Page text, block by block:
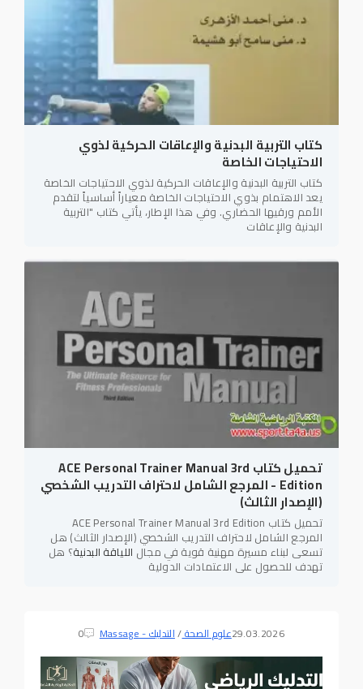
كتاب التربية البدنية والإعاقات الحركية لذوي
الاحتياجات الخاصة
كتاب التربية البدنية والإعاقات الحركية لذوي الاحتياجات الخاصة
يعد الاهتمام بذوي الاحتياجات الخاصة معياراً أساسياً لتقدم
الأمم ورقيها الحضاري. وفي هذا الإطار، يأتي كتاب "التربية
البدنية والإعاقات
تحميل كتاب ACE Personal Trainer Manual 3rd
Edition - المرجع الشامل لاحتراف التدريب الشخصي
(الإصدار الثالث)
تحميل كتاب ACE Personal Trainer Manual 3rd Edition
المرجع الشامل لاحتراف التدريب الشخصي (الإصدار الثالث) هل
تسعى لبناء مسيرة مهنية قوية في مجال اللياقة البدنية؟ هل
تهدف للحصول على الاعتمادات الدولية
29.03.2026علوم الصحة/التدليك - Massage 0